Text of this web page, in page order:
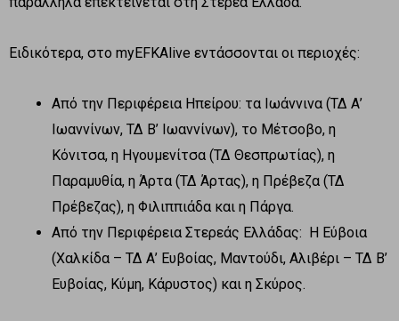
Ειδικότερα, στο myEFKAlive εντάσσονται οι περιοχές:
Από την Περιφέρεια Ηπείρου: τα Ιωάννινα (ΤΔ Α’
Ιωαννίνων, ΤΔ Β’ Ιωαννίνων), το Μέτσοβο, η
Κόνιτσα, η Ηγουμενίτσα (ΤΔ Θεσπρωτίας), η
Παραμυθία, η Άρτα (ΤΔ Άρτας), η Πρέβεζα (ΤΔ
Πρέβεζας), η Φιλιππιάδα και η Πάργα.
Από την Περιφέρεια Στερεάς Ελλάδας: Η Εύβοια
(Χαλκίδα – ΤΔ Α’ Ευβοίας, Μαντούδι, Αλιβέρι – ΤΔ Β’
Ευβοίας, Κύμη, Κάρυστος) και η Σκύρος.